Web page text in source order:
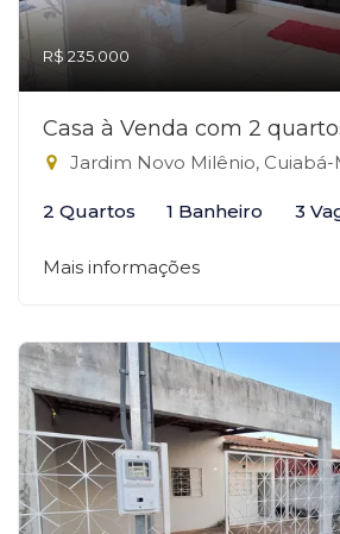
R$ 235.000
Casa à Venda com 2
Jardim Novo Milênio, Cuiabá-
2 Quartos 1 Banheiro 3
Mais informações